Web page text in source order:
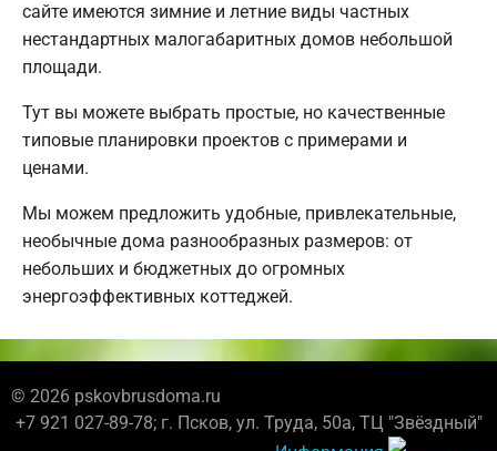
сайте имеются зимние и летние виды частных
нестандартных малогабаритных домов небольшой
площади.
Тут вы можете выбрать простые, но качественные
типовые планировки проектов с примерами и
ценами.
Мы можем предложить удобные, привлекательные,
необычные дома разнообразных размеров: от
небольших и бюджетных до огромных
энергоэффективных коттеджей.
© 2026 pskovbrusdoma.ru
+7 921 027-89-78; г. Псков, ул. Труда, 50а, ТЦ "Звёздный"